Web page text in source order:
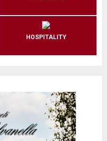
HOSPITALITY